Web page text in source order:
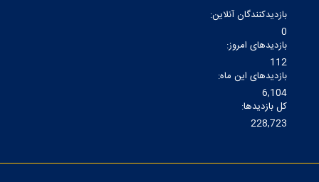
بازدیدکنندگان آنلاین:
0
بازدیدهای امروز:
112
بازدیدهای این ماه:
6,104
کل بازدیدها:
228,723